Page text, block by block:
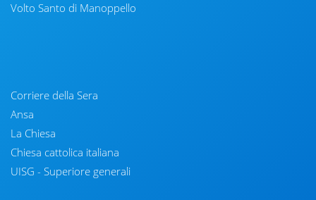
Volto Santo di Manoppello
Corriere della Sera
Ansa
La Chiesa
Chiesa cattolica italiana
UISG - Superiore generali